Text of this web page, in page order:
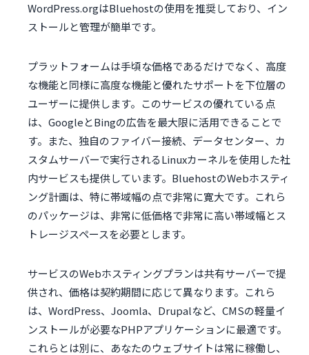
WordPress.orgはBluehostの使用を推奨しており、イン
ストールと管理が簡単です。
プラットフォームは手頃な価格であるだけでなく、高度
な機能と同様に高度な機能と優れたサポートを下位層の
ユーザーに提供します。このサービスの優れている点
は、GoogleとBingの広告を最大限に活用できることで
す。また、独自のファイバー接続、データセンター、カ
スタムサーバーで実行されるLinuxカーネルを使用した社
内サービスも提供しています。BluehostのWebホスティ
ング計画は、特に帯域幅の点で非常に寛大です。これら
のパッケージは、非常に低価格で非常に高い帯域幅とス
トレージスペースを必要とします。
サービスのWebホスティングプランは共有サーバーで提
供され、価格は契約期間に応じて異なります。これら
は、WordPress、Joomla、Drupalなど、CMSの軽量イ
ンストールが必要なPHPアプリケーションに最適です。
これらとは別に、あなたのウェブサイトは常に稼働し、